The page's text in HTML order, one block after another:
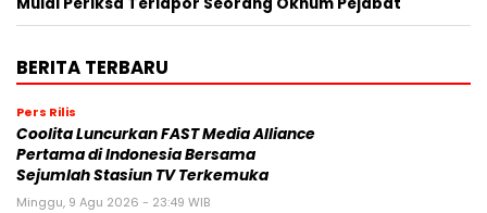
BERITA TERBARU
Pers Rilis
Coolita Luncurkan FAST Media Alliance
Pertama di Indonesia Bersama
Sejumlah Stasiun TV Terkemuka
Minggu, 9 Agu 2026 - 23:49 WIB